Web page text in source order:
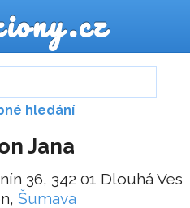
hledání
Jana
36, 342 01 Dlouhá Ves
Šumava